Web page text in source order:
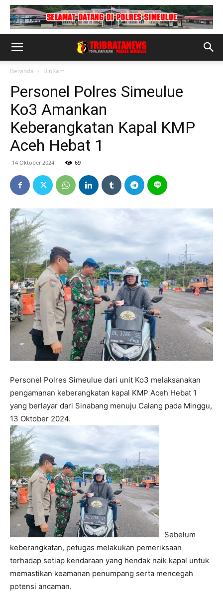
Beranda BinKam
Personel Polres Simeulue
Ko3 Amankan
Keberangkatan Kapal KMP
Aceh Hebat 1
14 Oktober 2024 69
Personel Polres Simeulue dari unit Ko3 melaksanakan
pengamanan keberangkatan kapal KMP Aceh Hebat 1
yang berlayar dari Sinabang menuju Calang pada Minggu,
13 Oktober 2024.
Sebelum
keberangkatan, petugas melakukan pemeriksaan
terhadap setiap kendaraan yang hendak naik kapal untuk
memastikan keamanan penumpang serta mencegah
potensi ancaman.